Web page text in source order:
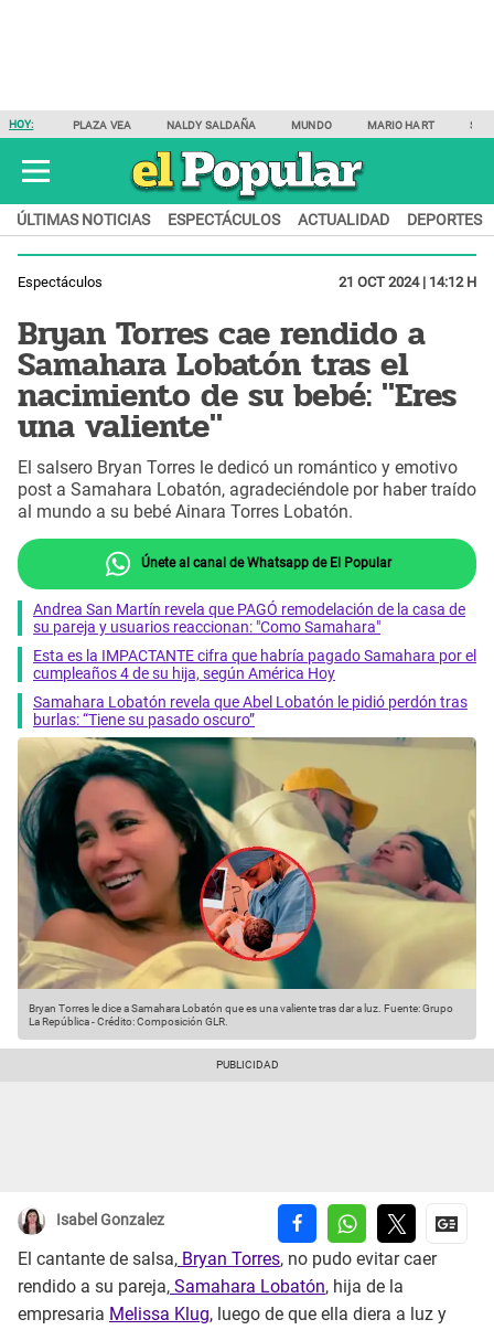
HOY: PLAZA VEA NALDY SALDAÑA MUNDO MARIO HART
ÚLTIMAS NOTICIAS ESPECTÁCULOS ACTUALIDAD DEPORTES
Espectáculos 21 OCT 2024 | 14:12 H
Bryan Torres cae rendido a
Samahara Lobatón tras el
nacimiento de su bebé: "Eres
una valiente"
El salsero Bryan Torres le dedicó un romántico y emotivo
post a Samahara Lobatón, agradeciéndole por haber traído
al mundo a su bebé Ainara Torres Lobatón.
Únete al canal de Whatsapp de El Popular
Andrea San Martín revela que PAGÓ remodelación de la casa de
su pareja y usuarios reaccionan: "Como Samahara"
Esta es la IMPACTANTE cifra que habría pagado Samahara por el
cumpleaños 4 de su hija, según América Hoy
Samahara Lobatón revela que Abel Lobatón le pidió perdón tras
burlas: “Tiene su pasado oscuro”
Bryan Torres le dice a Samahara Lobatón que es una valiente tras dar a luz. Fuente: Grupo
La República-Crédito: Composición GLR.
Isabel Gonzalez
El cantante de salsa, Bryan Torres, no pudo evitar caer
rendido a su pareja, Samahara Lobatón, hija de la
empresaria Melissa Klug, luego de que ella diera a luz y